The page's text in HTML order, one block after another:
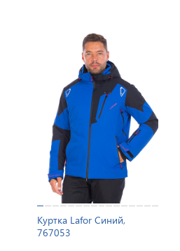
Куртка Lafor Синий,
767053